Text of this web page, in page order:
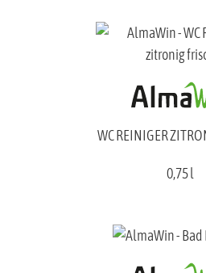
WC REINIGER
0,75 l